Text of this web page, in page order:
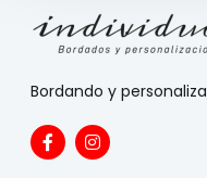
Bordando y